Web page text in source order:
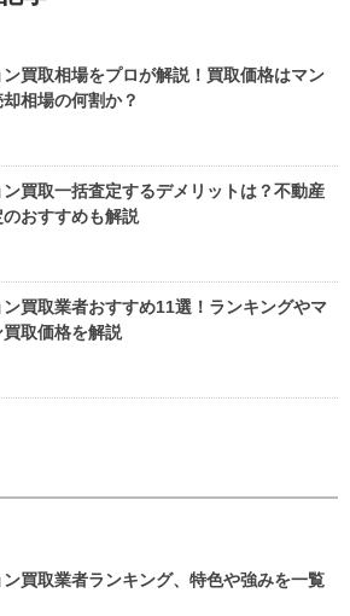
定・売却相談
社 0120-711-018
ン買取相場をプロが解説！買取価格はマン
相場の何割か？
ン買取一括査定するデメリットは？不動産
おすすめも解説
ン買取業者おすすめ11選！ランキングやマ
買取価格を解説
ン買取業者ランキング、特色や強みを一覧